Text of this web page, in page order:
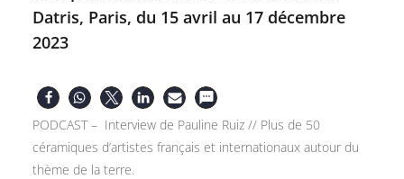
Datris, Paris, du 15 avril au 17 décembre
2023
PODCAST – Interview de Pauline Ruiz // Plus de 50
céramiques d’artistes français et internationaux autour du
thème de la terre.